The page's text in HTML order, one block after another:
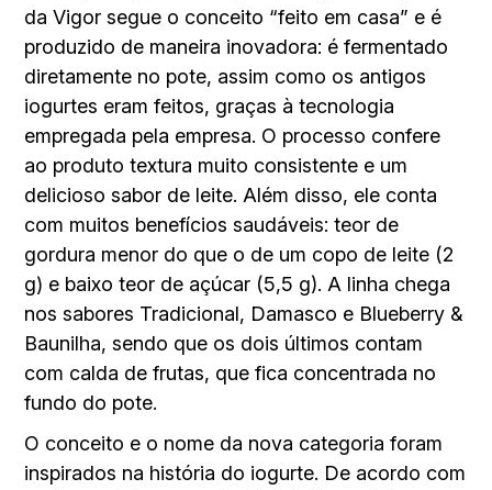
da Vigor segue o conceito “feito em casa” e é
produzido de maneira inovadora: é fermentado
diretamente no pote, assim como os antigos
iogurtes eram feitos, graças à tecnologia
empregada pela empresa. O processo confere
ao produto textura muito consistente e um
delicioso sabor de leite. Além disso, ele conta
com muitos benefícios saudáveis: teor de
gordura menor do que o de um copo de leite (2
g) e baixo teor de açúcar (5,5 g). A linha chega
nos sabores Tradicional, Damasco e Blueberry &
Baunilha, sendo que os dois últimos contam
com calda de frutas, que fica concentrada no
fundo do pote.
O conceito e o nome da nova categoria foram
inspirados na história do iogurte. De acordo com